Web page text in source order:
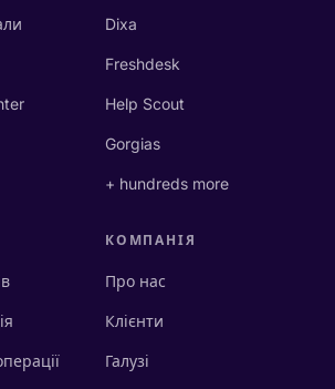
Dixa
Freshdesk
Help Scout
Gorgias
+ hundreds more
КОМПАНІЯ
Про нас
Клієнти
Галузі